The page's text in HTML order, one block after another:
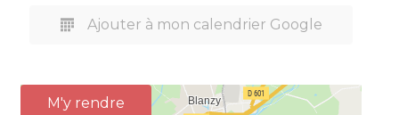
Ajouter à mon calendrier Google
M'y rendre